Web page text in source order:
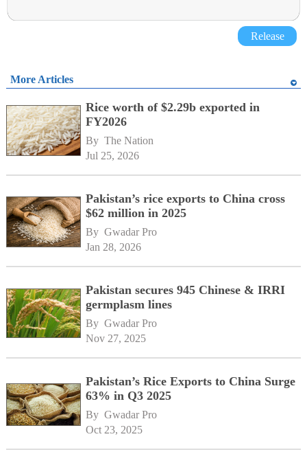
Release
More Articles
Rice worth of $2.29b exported in
FY2026
By The Nation
Jul 25, 2026
Pakistan’s rice exports to China cross
$62 million in 2025
By Gwadar Pro
Jan 28, 2026
Pakistan secures 945 Chinese & IRRI
germplasm lines
By Gwadar Pro
Nov 27, 2025
Pakistan’s Rice Exports to China Surge
63% in Q3 2025
By Gwadar Pro
Oct 23, 2025